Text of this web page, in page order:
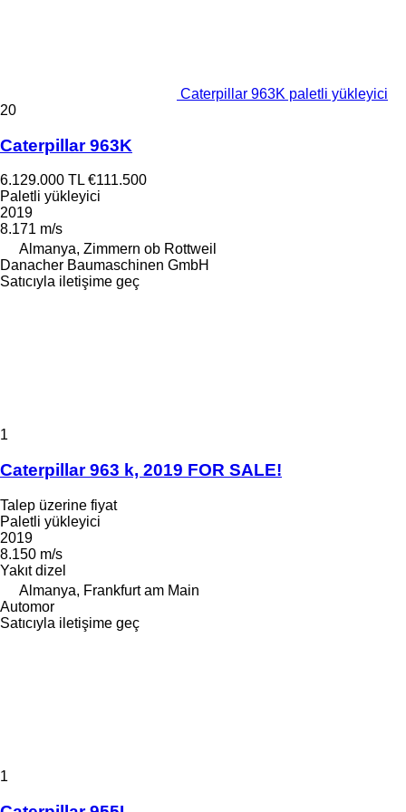
Caterpillar 963K paletli yükleyici
20
Caterpillar 963K
6.129.000 TL €111.500
Paletli yükleyici
2019
8.171 m/s
Almanya, Zimmern ob Rottweil
Danacher Baumaschinen GmbH
Satıcıyla iletişime geç
1
Caterpillar 963 k, 2019 FOR SALE!
Talep üzerine fiyat
Paletli yükleyici
2019
8.150 m/s
Yakıt dizel
Almanya, Frankfurt am Main
Automor
Satıcıyla iletişime geç
1